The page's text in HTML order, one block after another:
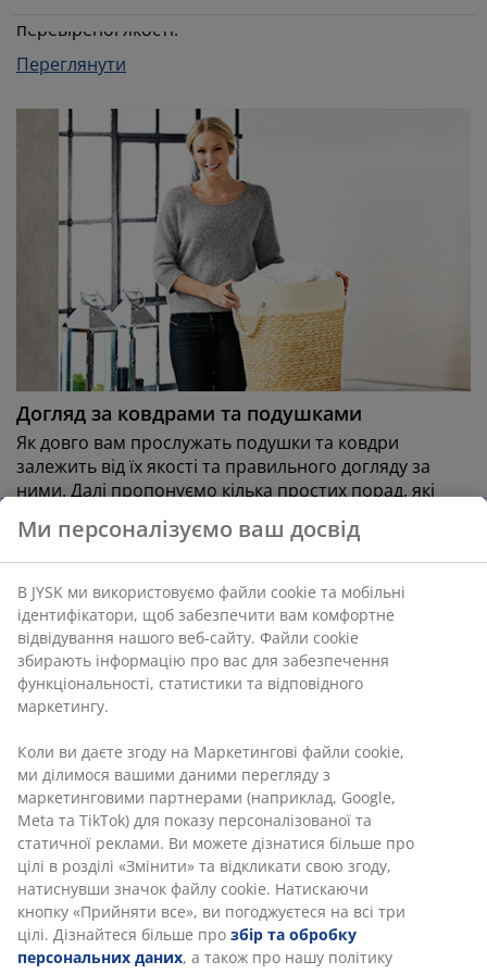
перевіреної якості.
Переглянути
Догляд за ковдрами та подушками
Як довго вам прослужать подушки та ковдри
залежить від їх якості та правильного догляду за
ними. Далі пропонуємо кілька простих порад, які
допоможуть зберегти ковдри та подушки у доброму
стані упродовж багатьох років.
Догляд за матрацом
Сон займає одну третину нашого життя, багато в
Ми персоналізуємо ваш досвід
В JYSK ми використовуємо файли cookie та мобільні
ідентифікатори, щоб забезпечити вам комфортне
відвідування нашого веб-сайту. Файли cookie
збирають інформацію про вас для забезпечення
функціональності, статистики та відповідного
маркетингу.
Коли ви даєте згоду на Маркетингові файли cookie,
ми ділимося вашими даними перегляду з
маркетинговими партнерами (наприклад, Google,
Meta та TikTok) для показу персоналізованої та
статичної реклами. Ви можете дізнатися більше про
цілі в розділі «Змінити» та відкликати свою згоду,
натиснувши значок файлу cookie. Натискаючи
кнопку «Прийняти все», ви погоджуєтеся на всі три
цілі. Дізнайтеся більше про збір та обробку
персональних даних, а також про нашу політику